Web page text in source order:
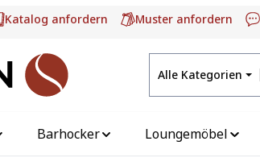
springen
Katalog anfordern Muster anfordern
Alle Kategorien
Barhocker Loungemöbel